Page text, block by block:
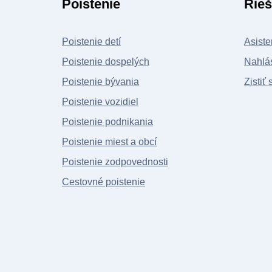
Poistenie
Poistenie detí
Poistenie dospelých
Poistenie bývania
Poistenie vozidiel
Poistenie podnikania
Poistenie miest a obcí
Poistenie zodpovednosti
Cestovné poistenie
Zistiť